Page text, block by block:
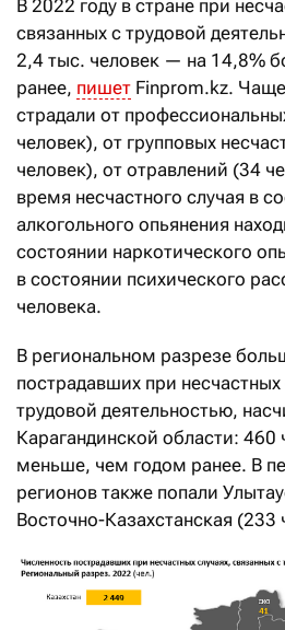
В 2022 году в стране при
связанных с трудовой
2,4 тыс. человек — на 14,8%
ранее, пишет Finprom.kz.
страдали от
человек), от групповых
человек), от отравлений (34
время несчастного случая в
алкогольного опьянения
состоянии наркотического
в состоянии психического
человека.
В региональном разрезе
пострадавших при несчастных
трудовой деятельностью,
Карагандинской области:
меньше, чем годом ранее. В
регионов также попали
Восточно-Казахстанская (233